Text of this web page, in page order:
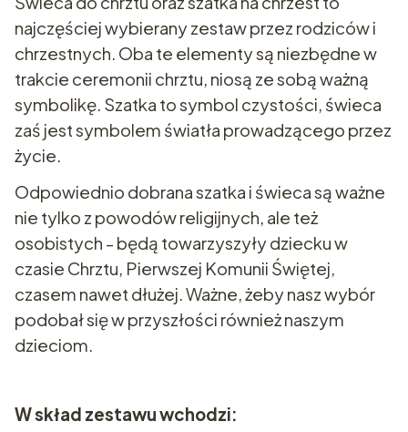
najczęściej wybierany zestaw przez rodziców i
chrzestnych. Oba te elementy są niezbędne w
trakcie ceremonii chrztu, niosą ze sobą ważną
symbolikę. Szatka to symbol czystości, świeca
zaś jest symbolem światła prowadzącego przez
życie.
Odpowiednio dobrana szatka i świeca są ważne
nie tylko z powodów religijnych, ale też
osobistych - będą towarzyszyły dziecku w
czasie Chrztu, Pierwszej Komunii Świętej,
czasem nawet dłużej. Ważne, żeby nasz wybór
podobał się w przyszłości również naszym
dzieciom.
W skład zestawu wchodzi: